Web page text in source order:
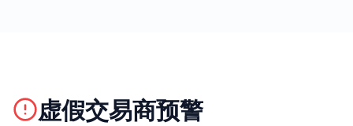
都是怎样做事的，好让其它投资着看清这些平台的真面目！
虚假交易商预警